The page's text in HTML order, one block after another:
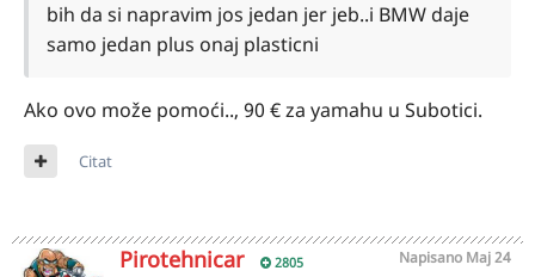
bih da si napravim jos jedan jer jeb..i BMW daje
samo jedan plus onaj plasticni
Ako ovo može pomoći.., 90 € za yamahu u Subotici.
Citat
Pirotehnicar 2805 Napisano Maj 24